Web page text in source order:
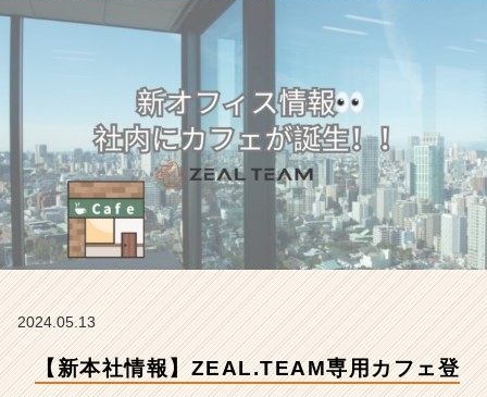
登
場！！
☕
【
株
式
会
社
2024.05.13
【新本社情報】ZEAL.TEAM専用カフェ登